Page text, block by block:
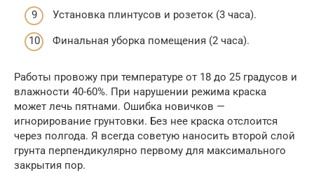
Установка плинтусов и розеток (3 часа).
Финальная уборка помещения (2 часа).
Работы провожу при температуре от 18 до 25 градусов и
влажности 40-60%. При нарушении режима краска
может лечь пятнами. Ошибка новичков —
игнорирование грунтовки. Без нее краска отслоится
через полгода. Я всегда советую наносить второй слой
грунта перпендикулярно первому для максимального
закрытия пор.